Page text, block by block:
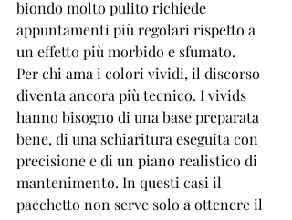
biondo molto pulito richiede
appuntamenti più regolari rispetto a
un effetto più morbido e sfumato.
Per chi ama i colori vividi, il discorso
diventa ancora più tecnico. I vivids
hanno bisogno di una base preparata
bene, di una schiaritura eseguita con
precisione e di un piano realistico di
mantenimento. In questi casi il
pacchetto non serve solo a ottenere il